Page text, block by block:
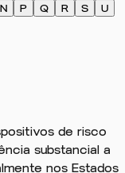
N P Q R S U
de risco
substancial a
nos Estados